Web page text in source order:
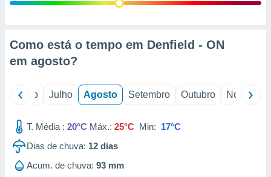
estudos
Como está o tempo em Denfield - ON
em agosto?
Junho Julho Agosto Setembro Outubro Novembro
T. Média : 20°C Máx.: 25°C Min: 17°C
Dias de chuva: 12 dias
Acum. de chuva: 93 mm